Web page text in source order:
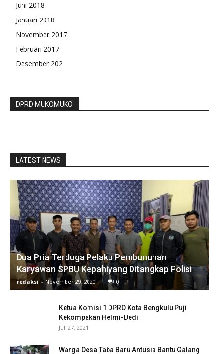
Juni 2018
Januari 2018
November 2017
Februari 2017
Desember 202
DPRD MUKOMUKO
LATEST NEWS
Dua Pria Terduga Pelaku Pembunuhan
Karyawan SPBU Kepahiyang Ditangkap Polisi
redaksi - November 29, 2020 0
Ketua Komisi 1 DPRD Kota Bengkulu Puji
Kekompakan Helmi-Dedi
Juli 27, 2021
Warga Desa Taba Baru Antusia Bantu Galang